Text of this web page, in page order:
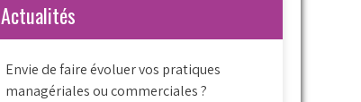
Actualités
Envie de faire évoluer vos pratiques
managériales ou commerciales ?